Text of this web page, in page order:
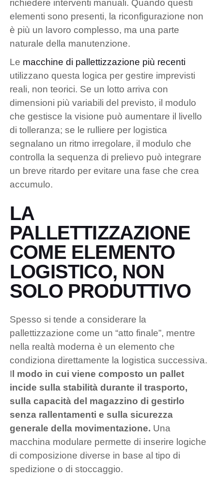
richiedere interventi manuali. Quando questi
elementi sono presenti, la riconfigurazione non
è più un lavoro complesso, ma una parte
naturale della manutenzione.
Le macchine di pallettizzazione più recenti
utilizzano questa logica per gestire imprevisti
reali, non teorici. Se un lotto arriva con
dimensioni più variabili del previsto, il modulo
che gestisce la visione può aumentare il livello
di tolleranza; se le rulliere per logistica
segnalano un ritmo irregolare, il modulo che
controlla la sequenza di prelievo può integrare
un breve ritardo per evitare una fase che crea
accumulo.
LA
PALLETTIZZAZIONE
COME ELEMENTO
LOGISTICO, NON
SOLO PRODUTTIVO
Spesso si tende a considerare la
pallettizzazione come un “atto finale”, mentre
nella realtà moderna è un elemento che
condiziona direttamente la logistica successiva.
I l modo in cui viene composto un pallet
incide sulla stabilità durante il trasporto,
sulla capacità del magazzino di gestirlo
senza rallentamenti e sulla sicurezza
generale della movimentazione. Una
macchina modulare permette di inserire logiche
di composizione diverse in base al tipo di
spedizione o di stoccaggio.